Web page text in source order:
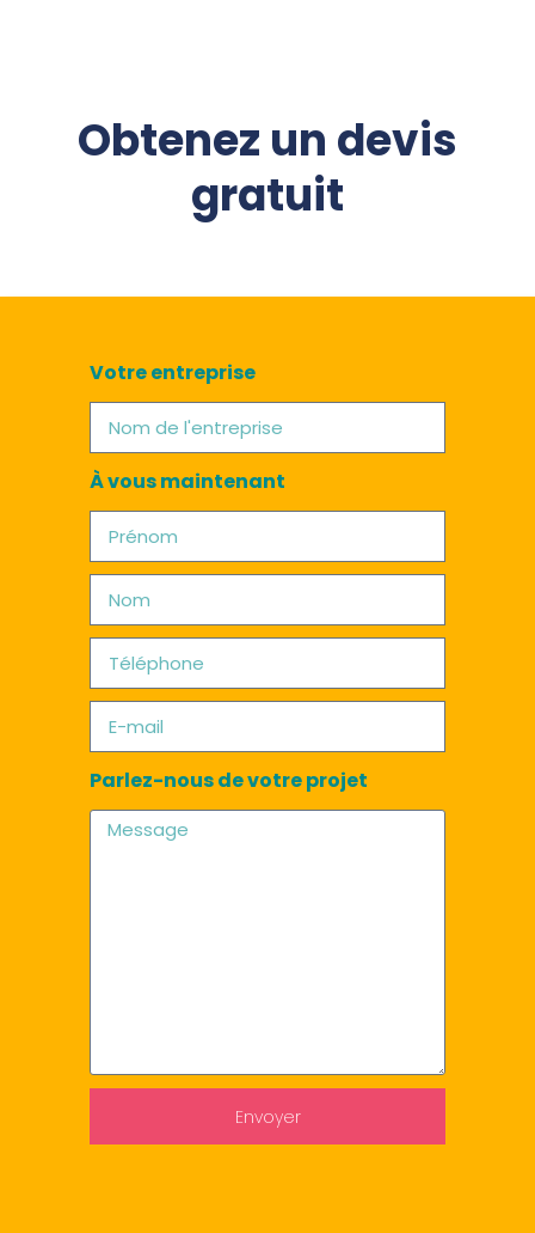
Obtenez un devis
gratuit
Votre entreprise
À vous maintenant
Parlez-nous de votre projet
Envoyer